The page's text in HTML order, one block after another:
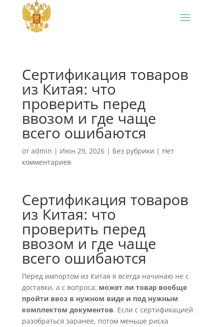
Сертификация товаров
из Китая: что
проверить перед
ввозом и где чаще
всего ошибаются
от admin | Июн 29, 2026| Без рубрики | Нет
комментариев
Сертификация товаров
из Китая: что
проверить перед
ввозом и где чаще
всего ошибаются
Перед импортом из Китая я всегда начинаю не с
доставки, а с вопроса: может ли товар вообще
пройти ввоз в нужном виде и под нужным
комплектом документов. Если с сертификацией
разобраться заранее, потом меньше риска